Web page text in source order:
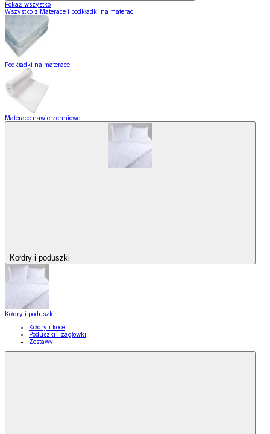
Pokaż wszystko
Wszystko z Materace i podkładki na materac
Podkładki na materace
Materace nawierzchniowe
Kołdry i poduszki
Kołdry i poduszki
Kołdry i koce
Poduszki i zagłówki
Zestawy